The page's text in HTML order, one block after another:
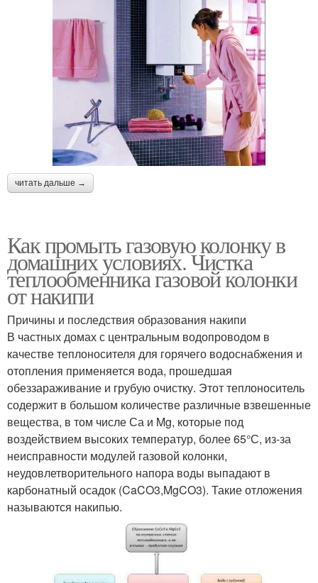
читать дальше →
Как промыть газовую колонку в
домашних условиях. Чистка
теплообменника газовой колонки
от накипи
Причины и последствия образования накипи
В частных домах с центральным водопроводом в
качестве теплоносителя для горячего водоснабжения и
отопления применяется вода, прошедшая
обеззараживание и грубую очистку. Этот теплоноситель
содержит в большом количестве различные взвешенные
вещества, в том числе Са и Mg, которые под
воздействием высоких температур, более 65°С, из-за
неисправности модулей газовой колонки,
неудовлетворительного напора воды выпадают в
карбонатный осадок (CaCO3,MgCO3). Такие отложения
называются накипью.